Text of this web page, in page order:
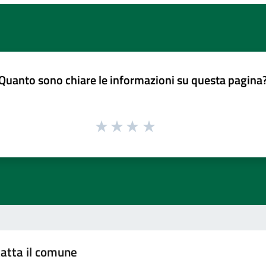
sono chiare le informazioni su questa
il comune